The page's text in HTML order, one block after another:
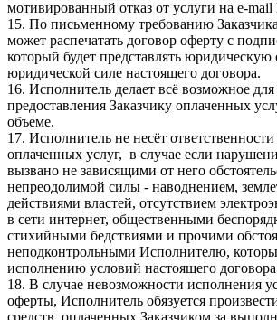
мотивированный отказ от услуги на e-
15. По письменному требованию
может распечатать договор оферту с
который будет представлять
юридической силе настоящего договора.
16. Исполнитель делает всё возможное
предоставления Заказчику оплаченных
объеме.
17. Исполнитель не несёт
оплаченных услуг, в случае если
вызвано не зависящими от него
непреодолимой силы - наводнением,
действиями властей, отсутствием
в сети интернет, общественными
стихийными бедствиями и прочими
неподконтрольными Исполнителю,
исполнению условий настоящего
18. В случае невозможности исполнения
оферты, Исполнитель обязуется